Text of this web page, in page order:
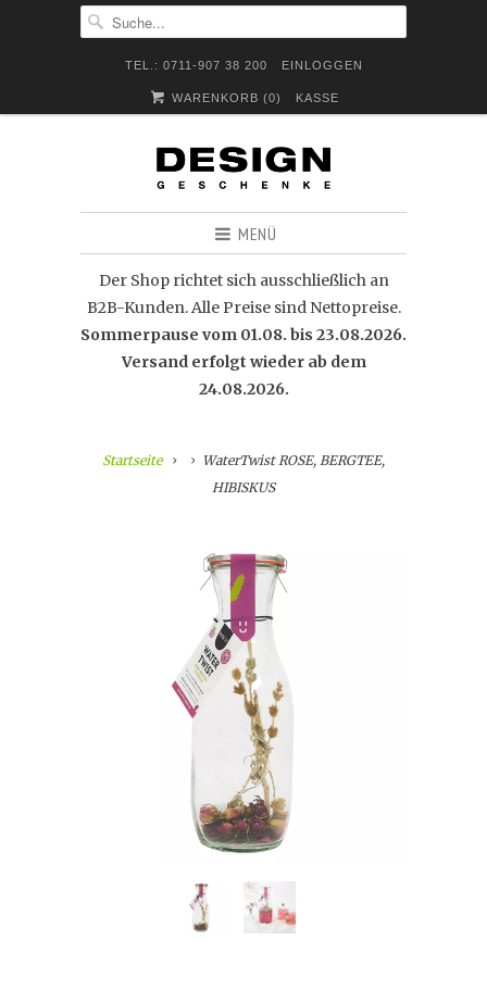
TEL.: 0711-907 38 200 EINLOGGEN
WARENKORB (0) KASSE
MENÜ
Der Shop richtet sich ausschließlich an
B2B-Kunden. Alle Preise sind Nettopreise.
Sommerpause vom 01.08. bis 23.08.2026.
Versand erfolgt wieder ab dem
24.08.2026.
Startseite
WaterTwist ROSE, BERGTEE,
HIBISKUS